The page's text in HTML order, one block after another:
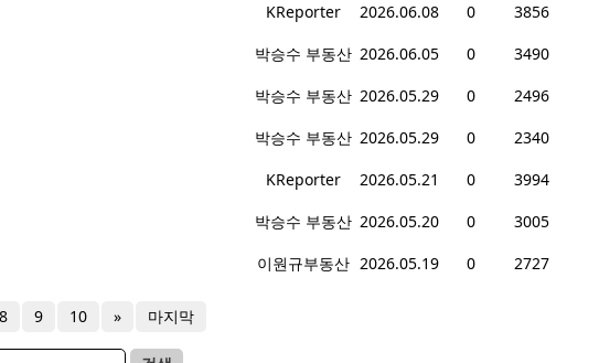
KReporter 2026.06.08 0
3856
박승수 부동산 2026.06.05 0
3490
박승수 부동산 2026.05.29 0
2496
박승수 부동산 2026.05.29 0
2340
KReporter 2026.05.21 0
3994
박승수 부동산 2026.05.20 0
3005
이원규부동산 2026.05.19 0 2727
8 9 10 » 마지막